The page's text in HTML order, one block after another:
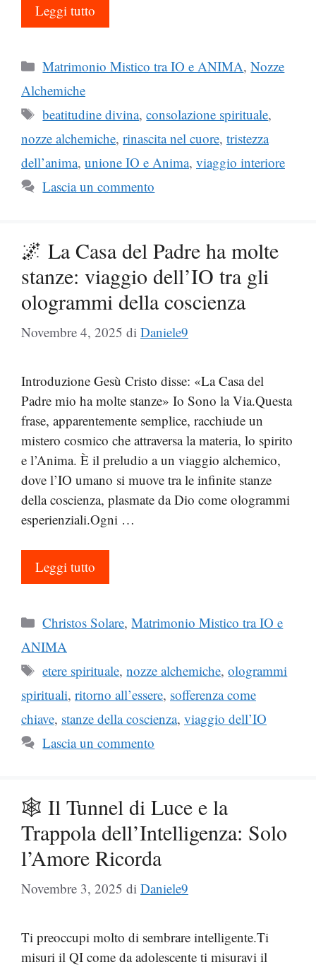
Leggi tutto
Categorie
Matrimonio Mistico tra IO e ANIMA,Nozze
Alchemiche
Tag
beatitudine divina,consolazione spirituale,
nozze alchemiche, rinascita nel cuore, tristezza
dell’anima, unione IO e Anima, viaggio interiore
Lascia un commento
🌌 La Casa del Padre ha molte
stanze: viaggio dell’IO tra gli
ologrammi della coscienza
Novembre 4, 2025 di Daniele9
Introduzione Gesù Cristo disse: «La Casa del
Padre mio ha molte stanze» Io Sono la Via.Questa
frase, apparentemente semplice, racchiude un
mistero cosmico che attraversa la materia, lo spirito
e l’Anima. È il preludio a un viaggio alchemico,
dove l’IO umano si muove tra le infinite stanze
della coscienza, plasmate da Dio come ologrammi
esperienziali.Ogni …
Leggi tutto
Categorie
Christos Solare,Matrimonio Mistico tra IO e
ANIMA
Tag
etere spirituale,nozze alchemiche,ologrammi
spirituali, ritorno all’essere, sofferenza come
chiave, stanze della coscienza, viaggio dell’IO
Lascia un commento
🕸️ Il Tunnel di Luce e la
Trappola dell’Intelligenza: Solo
l’Amore Ricorda
Novembre 3, 2025 di Daniele9
Ti preoccupi molto di sembrare intelligente.Ti
misuri il QI come da adolescente ti misuravi il